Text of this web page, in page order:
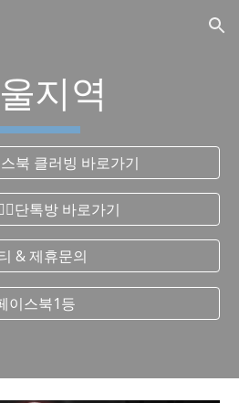
Skip to navigation
지역
북 클러빙 바로가기
단톡방 바로가기
& 제휴문의
이스북1등